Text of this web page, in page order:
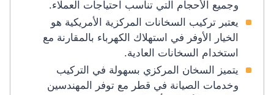
وجميع الأحجام التي تناسب احتياجات العملاء.
يعتبر تركيب السخانات المركزية الأمريكية هو
الخيار الأوفر في استهلاك الكهرباء بالمقارنة مع
استخدام السخانات العادية.
يتميز السخان المركزي بسهولة في التركيب
وخدمات الصيانة في قطر مع توفر المهندسين